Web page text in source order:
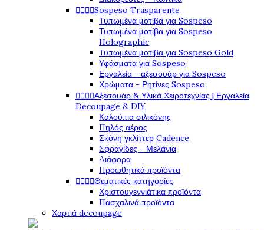
Sospeso Trasparente
Τυπωμένα μοτίβα για Sospeso
Τυπωμένα μοτίβα για Sospeso
Holographic
Τυπωμένα μοτίβα για Sospeso Gold
Υφάσματα για Sospeso
Εργαλεία - αξεσουάρ για Sospeso
Χρώματα - Ρητίνες Sospeso
Αξεσουάρ & Υλικά Χειροτεχνίας | Εργαλεία
Decoupage & DIY
Καλούπια σιλικόνης
Πηλός αέρος
Σκόνη γκλίττερ Cadence
Σφραγίδες - Μελάνια
Διάφορα
Προωθητικά προϊόντα
Θεματικές κατηγορίες
Χριστουγεννιάτικα προϊόντα
Πασχαλινά προϊόντα
Χαρτιά decoupage